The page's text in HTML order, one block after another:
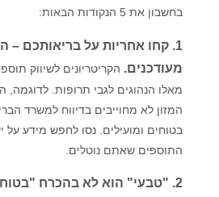
בחשבון את 5 הנקודות הבאות:
1. קחו אחריות על בריאותכם –
מעודכנים. הקריטריונים לשיווק
מאלו הנהוגים לגבי תרופות. לדוגמה,
המזון לא מחוייבים בדיווח למשרד
בטוחים ומועילים. נסו לחפש מידע על
התוספים שאתם נוטלים.
2. "טבעי" הוא לא בהכרח "בטוח".